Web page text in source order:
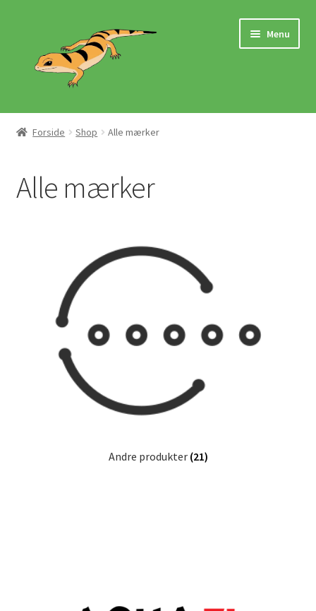
navigation
indhold
Menu
Hjem
Mærker
Forside Shop Alle mærker
Alle mærker
Andre produkter (21)